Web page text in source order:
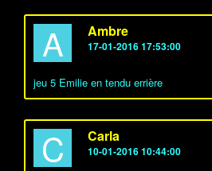
A Ambre
17-01-2016 17:53:00
jeu 5 Emilie en tendu errière
C Carla
10-01-2016 10:44:00